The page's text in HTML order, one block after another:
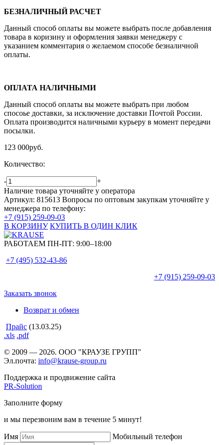
БЕЗНАЛИЧНЫЙ РАСЧЕТ
Данный способ оплаты вы можете выбрать после добавления
товара в коризину и оформления заявки менеджеру c
указанием комментария о желаемом способе безналичной
оплаты.
ОПЛАТА НАЛИЧНЫМИ
Данный способ оплаты вы можете выбрать при любом
спосоье доставки, за исключение доставки Почтой России.
Оплата производится наличными курьеру в момент передачи
посылки.
123 000руб.
Количество:
-
+
Наличие товара уточняйте у оператора
Артикул: 815613 Вопросы по оптовым закупкам уточняйте у
менеджера по телефону:
+7 (915) 259-09-03
В КОРЗИНУ КУПИТЬ В ОДИН КЛИК
РАБОТАЕМ ПН-ПТ: 9:00–18:00
+7 (495) 532-43-86
+7 (915) 259-09-03
Заказать звонок
Возврат и обмен
Прайс (13.03.25)
.xls .pdf
© 2009 — 2026. ООО "КРАУЗЕ ГРУПП"
Эл.почта: info@krause-group.ru
Поддержка и продвижение сайта
PR-Solution
Заполните форму
и мы перезвоним вам в течение 5 минут!
Имя Мобильный телефон